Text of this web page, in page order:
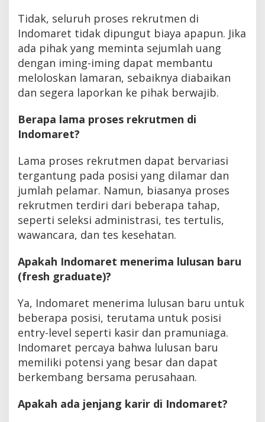
Tidak, seluruh proses rekrutmen di
Indomaret tidak dipungut biaya apapun. Jika
ada pihak yang meminta sejumlah uang
dengan iming-iming dapat membantu
meloloskan lamaran, sebaiknya diabaikan
dan segera laporkan ke pihak berwajib.
Berapa lama proses rekrutmen di
Indomaret?
Lama proses rekrutmen dapat bervariasi
tergantung pada posisi yang dilamar dan
jumlah pelamar. Namun, biasanya proses
rekrutmen terdiri dari beberapa tahap,
seperti seleksi administrasi, tes tertulis,
wawancara, dan tes kesehatan.
Apakah Indomaret menerima lulusan baru
(fresh graduate)?
Ya, Indomaret menerima lulusan baru untuk
beberapa posisi, terutama untuk posisi
entry-level seperti kasir dan pramuniaga.
Indomaret percaya bahwa lulusan baru
memiliki potensi yang besar dan dapat
berkembang bersama perusahaan.
Apakah ada jenjang karir di Indomaret?